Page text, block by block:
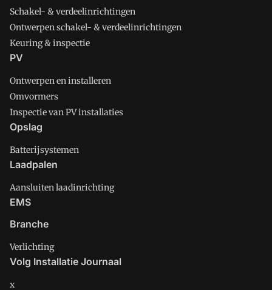
Schakel- & verdeelinrichtingen
Ontwerpen schakel- & verdeelinrichtingen
Keuring & inspectie
PV
Ontwerpen en installeren
Omvormers
Inspectie van PV installaties
Opslag
Batterijsystemen
Laadpalen
Aansluiten laadinrichting
EMS
Branche
Verlichting
Volg Installatie Journaal
x